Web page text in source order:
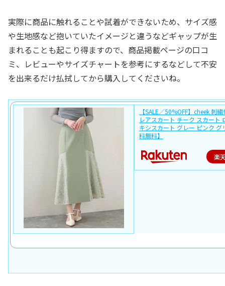
実際に商品に触れることや試着ができないため、サイズ感
や生地感など抱いていたイメージと違うなどギャップが生
まれることも起こり得ますので、商品掲載ページの口コ
ミ、レビューやサイズチャートを参考にするなどして不安
を出来るだけ払拭してから購入してくださいね。
【SALE／50%OFF】cheek 刺
レアスカート チーク スカート
キシスカート グレー ピンク グ
料無料】
楽